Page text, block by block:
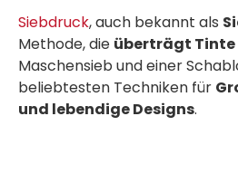
Siebdruck, auch bekannt als
Methode, die überträgt
Maschensieb und einer
beliebtesten Techniken für
und lebendige Designs.